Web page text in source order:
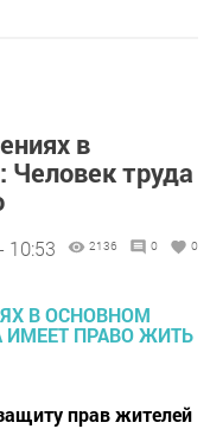
в
Человек труда
10:53 2136 0 0
прав жителей